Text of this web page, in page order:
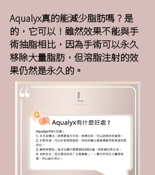
Aqualyx真的能減少脂肪嗎？是
的，它可以！雖然效果不能與手
術抽脂相比，因為手術可以永久
移除大量脂肪，但溶脂注射的效
果仍然是永久的。